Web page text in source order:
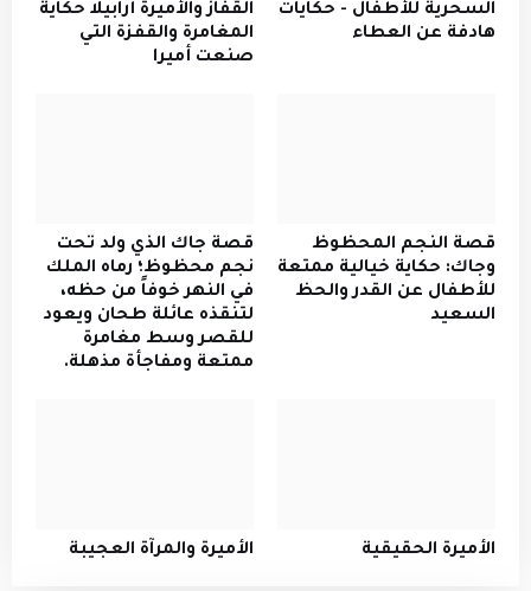
السحرية للأطفال - حكايات
هادفة عن العطاء
القفاز والأميرة أرابيلا حكاية
المغامرة والقفزة التي
صنعت أميرا
قصة النجم المحظوظ
وجاك: حكاية خيالية ممتعة
للأطفال عن القدر والحظ
السعيد
قصة جاك الذي ولد تحت
نجم محظوظ؛ رماه الملك
في النهر خوفاً من حظه،
لتنقذه عائلة طحان ويعود
للقصر وسط مغامرة
ممتعة ومفاجأة مذهلة.
الأميرة الحقيقية الأميرة والمرآة العجيبة